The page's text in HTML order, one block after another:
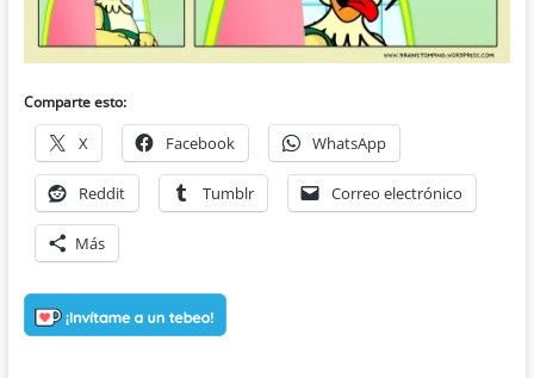
Comparte esto:
X Facebook WhatsApp
Reddit Tumblr Correo electrónico
Más